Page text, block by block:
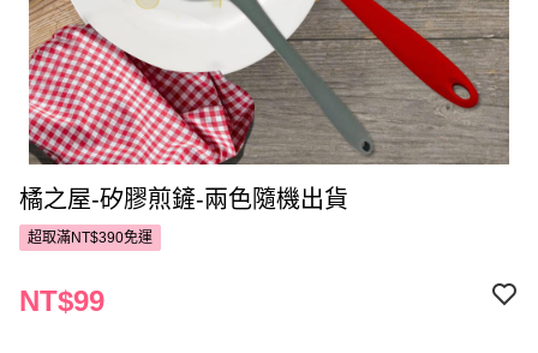
橘之屋-矽膠煎鏟-兩色隨機出貨
超取滿NT$390免運
NT$99